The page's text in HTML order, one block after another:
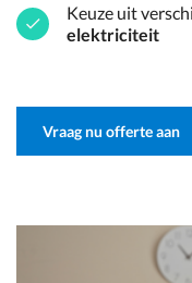
Keuze uit
elektriciteit
Vraag nu offerte aan